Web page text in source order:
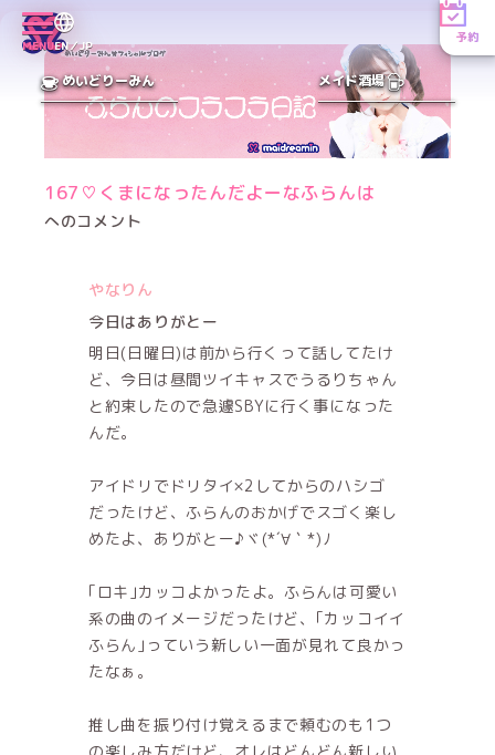
MENUEN／JP
予約
めいどりーみん メイド酒場
167♡くまになったんだよーなふらんは
へのコメント
やなりん
今日はありがとー
明日(日曜日)は前から行くって話してたけ
ど、今日は昼間ツイキャスでうるりちゃん
と約束したので急遽SBYに行く事になった
んだ。
アイドリでドリタイ×2してからのハシゴ
だったけど、ふらんのおかげでスゴく楽し
めたよ、ありがとー♪ヾ(*´∀｀*)ﾉ
｢ロキ｣カッコよかったよ。ふらんは可愛い
系の曲のイメージだったけど、｢カッコイイ
ふらん｣っていう新しい一面が見れて良かっ
たなぁ。
推し曲を振り付け覚えるまで頼むのも1つ